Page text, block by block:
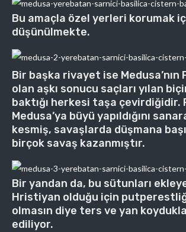
Bu amaçla özel yerleri korumak
düşünülmekte.
Bir başka rivayet ise Medusa’nın
olan aşkı sonucu saçları yılan
baktığı herkesi taşa çevirdiğidir.
Medusa’ya büyü yapıldığını
kesmiş, savaşlarda düşmana
birçok savaş kazanmıştır.
Bir yandan da, bu sütunları
Hristiyan olduğu için
olmasın diye ters ve yan
ediliyor.